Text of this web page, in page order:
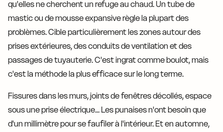
qu'elles ne cherchent un refuge au chaud. Un tube de
mastic ou de mousse expansive règle la plupart des
problèmes. Cible particulièrement les zones autour des
prises extérieures, des conduits de ventilation et des
passages de tuyauterie. C'est ingrat comme boulot, mais
c'est la méthode la plus efficace sur le long terme.
Fissures dans les murs, joints de fenêtres décollés, espace
sous une prise électrique... Les punaises n'ont besoin que
d'un millimètre pour se faufiler à l'intérieur. Et en automne,